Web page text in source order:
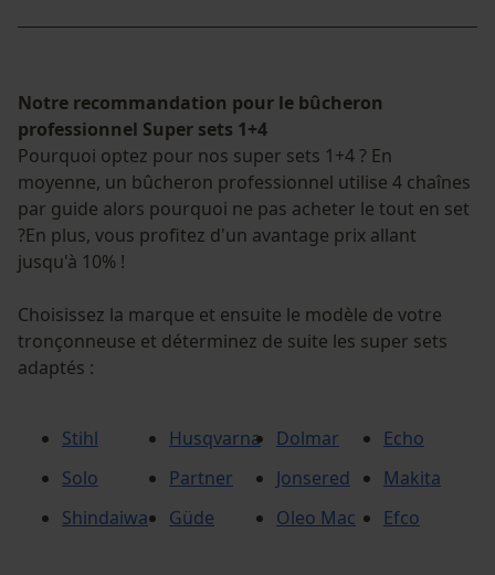
Notre recommandation pour le bûcheron
professionnel Super sets 1+4
Pourquoi optez pour nos super sets 1+4 ? En
moyenne, un bûcheron professionnel utilise 4 chaînes
par guide alors pourquoi ne pas acheter le tout en set
?En plus, vous profitez d'un avantage prix allant
jusqu'à 10% !
Choisissez la marque et ensuite le modèle de votre
tronçonneuse et déterminez de suite les super sets
adaptés :
Stihl Husqvarna Dolmar
Echo
Solo
Partner Jonsered
Makita
Shindaiwa
Güde Oleo Mac Efco